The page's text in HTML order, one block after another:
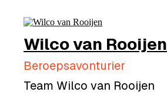
Wilco van Rooijen
Beroepsavonturier
Team Wilco van Rooijen